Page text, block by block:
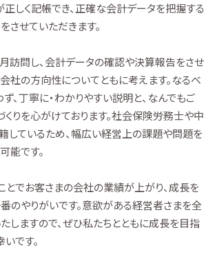
しく記帳でき、正確な会計データを把握する
させていただきます。
訪問し、会計データの確認や決算報告をさせ
社の方向性についてともに考えます。なるべ
、丁寧に・わかりやすい説明と、なんでもご
りを心がけております。社会保険労務士や中
しているため、幅広い経営上の課題や問題を
能です。
とでお客さまの会社の業績が上がり、成長を
のやりがいです。意欲がある経営者さまを全
しますので、ぜひ私たちとともに成長を目指
です。